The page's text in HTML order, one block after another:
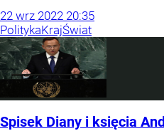
22 wrz 2022 20:35
PolitykaKrajŚwiat
Spisek Diany i księcia